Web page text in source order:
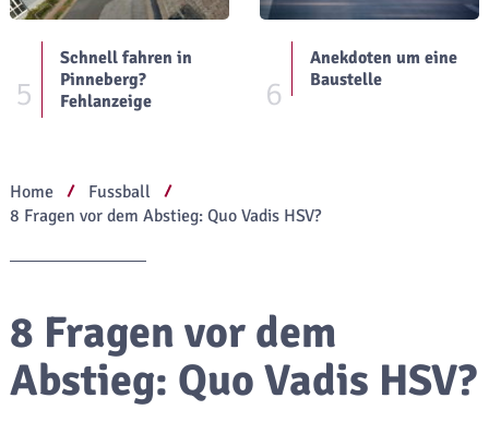
5
Schnell fahren in
Pinneberg?
Fehlanzeige
6
Anekdoten um eine
Baustelle
Home
Fussball
8 Fragen vor dem Abstieg: Quo Vadis HSV?
8 Fragen vor dem
Abstieg: Quo Vadis HSV?